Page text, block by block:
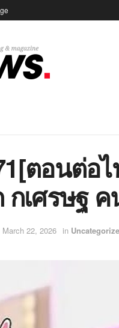
ตอนต่อ
กเศรษฐ
March 22, 2026 in